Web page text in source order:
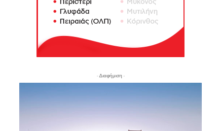
- Διαφήμιση -